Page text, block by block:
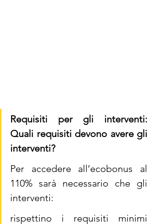
Requisiti per gli interventi:
Quali requisiti devono avere gli
interventi?
Per accedere all’ecobonus al
110% sarà necessario che gli
interventi:
rispettino i requisiti minimi